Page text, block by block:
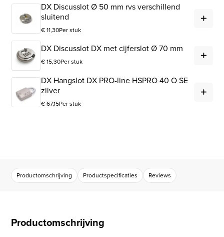
DX Discusslot Ø 50 mm rvs verschillend
sluitend
€11,30Per stuk
DX Discusslot DX met cijferslot Ø 70 mm
€15,30Per stuk
DX Hangslot DX PRO-line HSPRO 40 O SE
zilver
€67,15Per stuk
Productomschrijving Productspecificaties Reviews
Productomschrijving